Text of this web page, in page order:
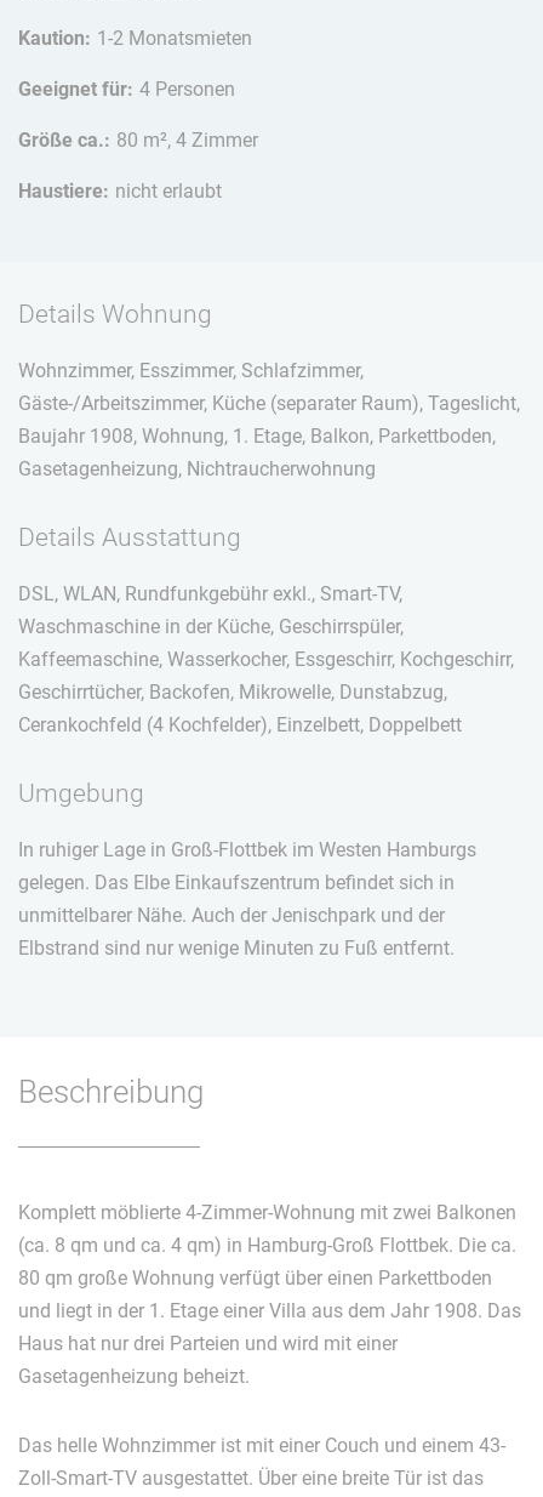
Kaution: 1-2 Monatsmieten
Geeignet für: 4 Personen
Größe ca.: 80 m², 4 Zimmer
Haustiere: nicht erlaubt
Details Wohnung
Wohnzimmer, Esszimmer, Schlafzimmer,
Gäste-/Arbeitszimmer, Küche (separater Raum), Tageslicht,
Baujahr 1908, Wohnung, 1. Etage, Balkon, Parkettboden,
Gasetagenheizung, Nichtraucherwohnung
Details Ausstattung
DSL, WLAN, Rundfunkgebühr exkl., Smart-TV,
Waschmaschine in der Küche, Geschirrspüler,
Kaffeemaschine, Wasserkocher, Essgeschirr, Kochgeschirr,
Geschirrtücher, Backofen, Mikrowelle, Dunstabzug,
Cerankochfeld (4 Kochfelder), Einzelbett, Doppelbett
Umgebung
In ruhiger Lage in Groß-Flottbek im Westen Hamburgs
gelegen. Das Elbe Einkaufszentrum befindet sich in
unmittelbarer Nähe. Auch der Jenischpark und der
Elbstrand sind nur wenige Minuten zu Fuß entfernt.
Beschreibung
Komplett möblierte 4-Zimmer-Wohnung mit zwei Balkonen
(ca. 8 qm und ca. 4 qm) in Hamburg-Groß Flottbek. Die ca.
80 qm große Wohnung verfügt über einen Parkettboden
und liegt in der 1. Etage einer Villa aus dem Jahr 1908. Das
Haus hat nur drei Parteien und wird mit einer
Gasetagenheizung beheizt.
Das helle Wohnzimmer ist mit einer Couch und einem 43-
Zoll-Smart-TV ausgestattet. Über eine breite Tür ist das